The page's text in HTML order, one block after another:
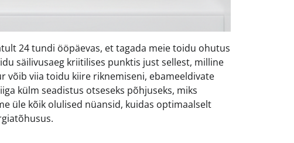
24 tundi ööpäevas, et tagada meie toidu ohutus
säilivusaeg kriitilises punktis just sellest, milline
viia toidu kiire riknemiseni, ebameeldivate
külm seadistus otseseks põhjuseks, miks
üle kõik olulised nüansid, kuidas optimaalselt